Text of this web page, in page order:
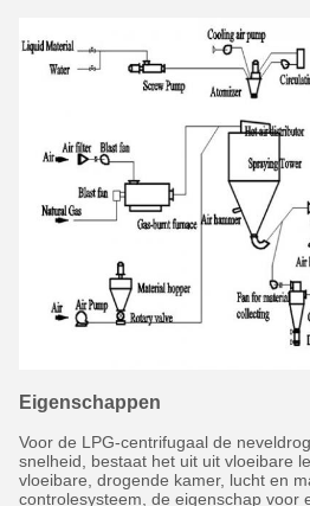
Eigenschappen
Voor de LPG-centrifugaal de
snelheid, bestaat het uit uit vloeibare
vloeibare, drogende kamer, lucht en
controlesysteem, de eigenschap voor